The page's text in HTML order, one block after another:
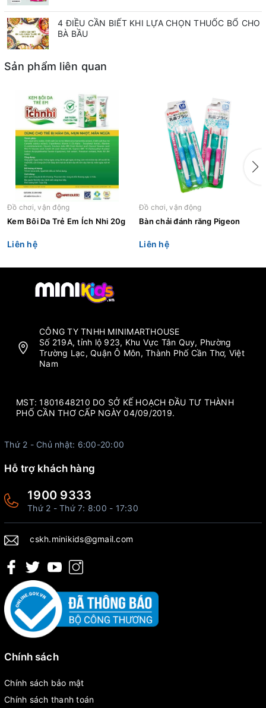
4 ĐIỀU CẦN BIẾT KHI LỰA CHỌN THUỐC BỔ CHO
BÀ BẦU
Sản phẩm liên quan
Đồ chơi, vận động
Kem Bôi Da Trẻ Em Ích Nhi 20g
Liên hệ
Đồ chơi, vận động
Bàn chải đánh răng Pigeon
Liên hệ
CÔNG TY TNHH MINIMARTHOUSE
Số 219A, tỉnh lộ 923, Khu Vực Tân Quy, Phường
Trường Lạc, Quận Ô Môn, Thành Phố Cần Thơ, Việt
Nam
MST: 1801648210 DO SỞ KẾ HOẠCH ĐẦU TƯ THÀNH
PHỐ CẦN THƠ CẤP NGÀY 04/09/2019.
Thứ 2 - Chủ nhật: 6:00-20:00
Hỗ trợ khách hàng
1900 9333
Thứ 2 - Thứ 7: 8:00 - 17:30
cskh.minikids@gmail.com
Chính sách
Chính sách bảo mật
Chính sách thanh toán